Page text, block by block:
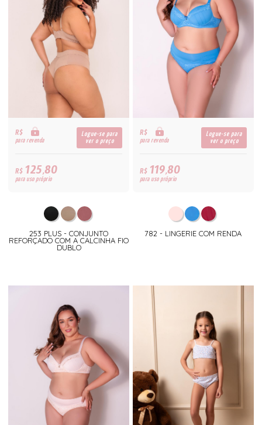
R$
para revenda
Logue-se para
ver o preço
R$125,80
para uso próprio
253 PLUS - CONJUNTO
REFORÇADO COM A CALCINHA FIO
DUBLO
R$
para revenda
Logue-se para
ver o preço
R$119,80
para uso próprio
782 - LINGERIE COM RENDA